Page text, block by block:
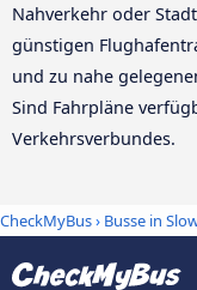
Nahverkehr oder
günstigen
und zu nahe
Sind Fahrpläne
Verkehrsverbundes.
CheckMyBus› Busse in